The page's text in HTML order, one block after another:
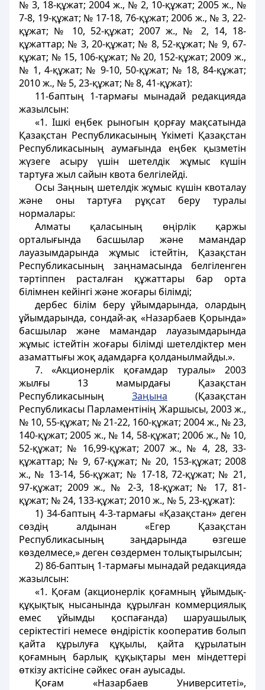
№ 3, 18-құжат; 2004 ж., № 2, 10-құжат; 2005 ж., №
7-8, 19-құжат; № 17-18, 76-құжат; 2006 ж., № 3, 22-
құжат; № 10, 52-құжат; 2007 ж., № 2, 14, 18-
құжаттар; № 3, 20-құжат; № 8, 52-құжат; № 9, 67-
құжат; № 15, 106-құжат; № 20, 152-құжат; 2009 ж.,
№ 1, 4-құжат; № 9-10, 50-құжат; № 18, 84-құжат;
2010 ж., № 5, 23-құжат; № 8, 41-құжат):
11-баптың 1-тармағы мынадай редакцияда
жазылсын:
«1. Iшкi еңбек рыногын қорғау мақсатында
Қазақстан Республикасының Үкіметі Қазақстан
Республикасының аумағында еңбек қызметiн
жүзеге асыру үшiн шетелдiк жұмыс күшiн
тартуға жыл сайын квота белгiлейдi.
Осы Заңның шетелдiк жұмыс күшiн квоталау
және оны тартуға рұқсат беру туралы
нормалары:
Алматы қаласының өңiрлiк қаржы
орталығында басшылар және мамандар
лауазымдарында жұмыс iстейтiн, Қазақстан
Республикасының заңнамасында белгiленген
тәртiппен расталған құжаттары бар орта
білімнен кейiнгi және жоғары білімдi;
дербес білім беру ұйымдарында, олардың
ұйымдарында, сондай-ақ «Назарбаев Қорында»
басшылар және мамандар лауазымдарында
жұмыс iстейтiн жоғары білімдi шетелдiктер мен
азаматтығы жоқ адамдарға қолданылмайды.».
7. «Акционерлік қоғамдар туралы» 2003
жылғы 13 мамырдағы Қазақстан
Республикасының Заңына (Қазақстан
Республикасы Парламентiнiң Жаршысы, 2003 ж.,
№ 10, 55-құжат; № 21-22, 160-құжат; 2004 ж., № 23,
140-құжат; 2005 ж., № 14, 58-құжат; 2006 ж., № 10,
52-құжат; № 16,99-құжат; 2007 ж., № 4, 28, 33-
құжаттар; № 9, 67-құжат; № 20, 153-құжат; 2008
ж., № 13-14, 56-құжат; № 17-18, 72-құжат; № 21,
97-құжат; 2009 ж., № 2-3, 18-құжат; № 17, 81-
құжат; № 24, 133-құжат; 2010 ж., № 5, 23-құжат):
1) 34-баптың 4-3-тармағы «Қазақстан» деген
сөздiң алдынан «Егер Қазақстан
Республикасының заңдарында өзгеше
көзделмесе,» деген сөздермен толықтырылсын;
2) 86-баптың 1-тармағы мынадай редакцияда
жазылсын:
«1. Қоғам (акционерлік қоғамның ұйымдық-
құқықтық нысанында құрылған коммерциялық
емес ұйымды қоспағанда) шаруашылық
серiктестiгi немесе өндiрiстiк кооператив болып
қайта құрылуға құқылы, қайта құрылатын
қоғамның барлық құқықтары мен мiндеттерi
өткізу актiсiне сәйкес оған ауысады.
Қоғам «Назарбаев Университеті»,